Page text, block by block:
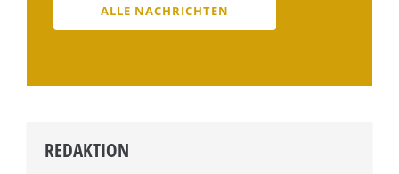
ALLE NACHRICHTEN
REDAKTION